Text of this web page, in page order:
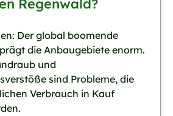
Regenwald?
Der global boomende
die Anbaugebiete enorm.
und
sind Probleme, die
Verbrauch in Kauf